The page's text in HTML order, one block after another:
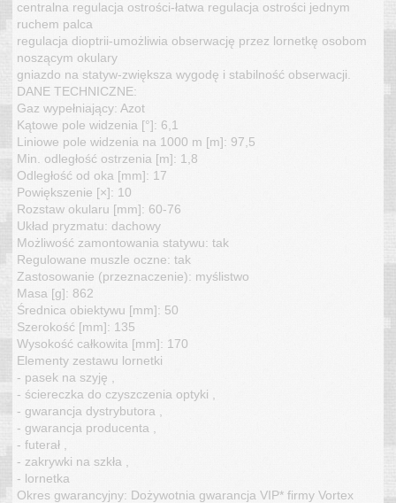
centralna regulacja ostrości-łatwa regulacja ostrości jednym
ruchem palca
regulacja dioptrii-umożliwia obserwację przez lornetkę osobom
noszącym okulary
gniazdo na statyw-zwiększa wygodę i stabilność obserwacji.
DANE TECHNICZNE:
Gaz wypełniający: Azot
Kątowe pole widzenia [°]: 6,1
Liniowe pole widzenia na 1000 m [m]: 97,5
Min. odległość ostrzenia [m]: 1,8
Odległość od oka [mm]: 17
Powiększenie [×]: 10
Rozstaw okularu [mm]: 60-76
Układ pryzmatu: dachowy
Możliwość zamontowania statywu: tak
Regulowane muszle oczne: tak
Zastosowanie (przeznaczenie): myślistwo
Masa [g]: 862
Średnica obiektywu [mm]: 50
Szerokość [mm]: 135
Wysokość całkowita [mm]: 170
Elementy zestawu lornetki
- pasek na szyję ,
- ściereczka do czyszczenia optyki ,
- gwarancja dystrybutora ,
- gwarancja producenta ,
- futerał ,
- zakrywki na szkła ,
- lornetka
Okres gwarancyjny: Dożywotnia gwarancja VIP* firmy Vortex